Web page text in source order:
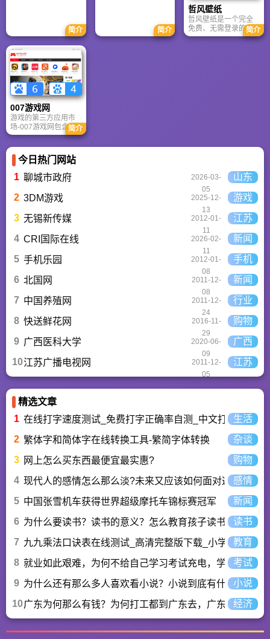
快速迭代上占优。两
者定位不同，各有千
秋。
简介
看懂大语言模型如何
重塑未来。
简介
哲风壁纸
哲风壁纸是一个完全
免费、无需登录的高
清壁纸下载网站。提
简介
007游戏网
游戏的第三方应用市
场-007游戏网包含安
卓（Android）和苹果
（iOS）系统的手机应
用、游戏以及电脑软
件的下载服务，还有
精心推荐的应用排行
榜,搭配极佳的下载体
得信赖的应用商店。
简介
今日热门网站
1 聊城市政府
2026-03-
05
山东
2 3DM游戏
2025-12-
13
游戏
3 无锡新传媒
2012-01-
11
江苏
4 CRI国际在线
2026-02-
11
新闻
5 手机乐园
2012-01-
08
手机
6 北国网
2011-12-
08
新闻
7 中国养殖网
2011-12-
24
行业
8 快送鲜花网
2016-11-
29
购物
9 广西医科大学
2020-06-
09
广西
10江苏广播电视网
2011-12-
05
江苏
精选文章
1 在线打字速度测试_免费打字正确率自测_中文打字水平测
生活
2 繁体字和简体字在线转换工具-繁简字体转换
杂谈
3
网上怎么买东西最便宜最实惠?
购物
4 现代人的感情怎么那么淡?未来又应该如何面对这人情淡
感情
5 中国张雪机车获得世界超级摩托车锦标赛冠军
新闻
6 为什么要读书？读书的意义？怎么教育孩子读书？读书
7 九九乘法口诀表在线测试_高清完整版下载_小学数学口算
教育
8 就业如此艰难，为何不给自己学习考试充电，学一技之长
考试
9 为什么还有那么多人喜欢看小说？小说到底有什么魅力长
小说
10广东为何那么有钱？为何打工都到广东去，广东连续37年
经济